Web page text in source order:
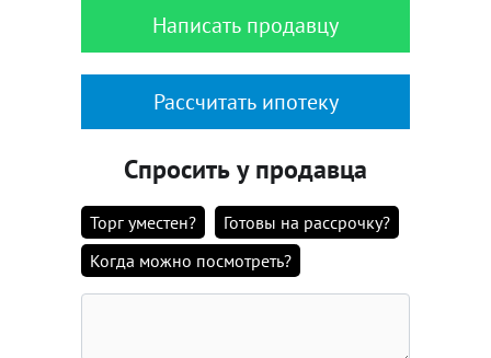
Написать продавцу
Рассчитать ипотеку
Спросить у продавца
Торг уместен?
Готовы на рассрочку?
Когда можно посмотреть?